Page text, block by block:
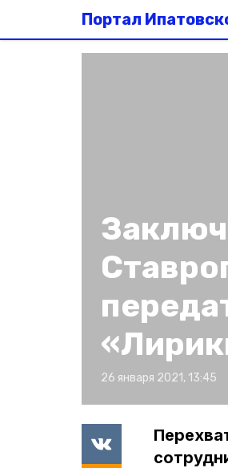
Портал
26 января 2021, 13:45